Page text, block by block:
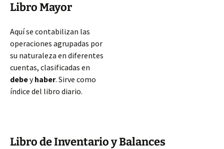
Libro Mayor
Aquí se contabilizan las
operaciones agrupadas por
su naturaleza en diferentes
cuentas, clasificadas en
debeyhaber. Sirve como
índice del libro diario.
Libro de Inventario y Balances